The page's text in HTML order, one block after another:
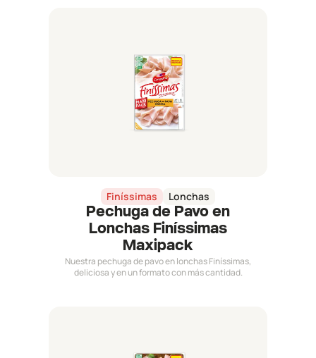
Finíssimas Lonchas
Pechuga de Pavo en
Lonchas Finíssimas
Maxipack
Nuestra pechuga de pavo en lonchas Finíssimas,
deliciosa y en un formato con más cantidad.